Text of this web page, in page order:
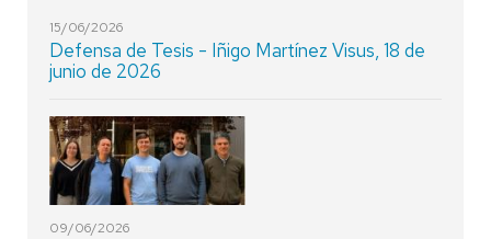
15/06/2026
Defensa de Tesis - Iñigo Martínez Visus, 18 de
junio de 2026
09/06/2026